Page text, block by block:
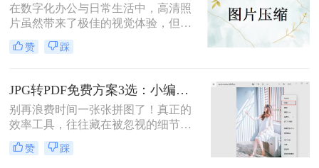
用技能。
在数字化办公与日常生活中，高清照
片虽然带来了极佳的视觉体验，但其
庞大的文件体积往往成为传输和存储
的绊脚石。无论是发送电子邮件时的
系统、办公平台时的容量门槛，亦或
是手机相册空间告急，怎样压缩jpg照
片大小始终是许多用户面临的常见难
题。
赞 踩
JPG转PDF免费方案3选：小编亲测的免费额度和转换效果！
别再浪费时间一张张拼图了！真正的
效率工具，往往藏在被忽视的细节
里。“我花了半小时，用PS把十几张
产品图合成PDF，同事却用10秒搞
赞 踩